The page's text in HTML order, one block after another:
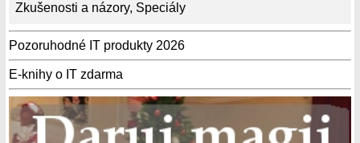
Zkušenosti a názory, Speciály
Pozoruhodné IT produkty 2026
E-knihy o IT zdarma